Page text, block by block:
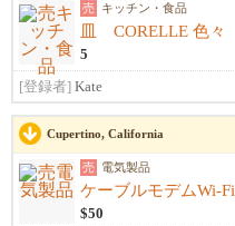
売 キッチン・食品
皿 CORELLE 色々
5
[登録者] Kate
Cupertino, California
売 電気製品
ケーブルモデムWi-Fi
$50